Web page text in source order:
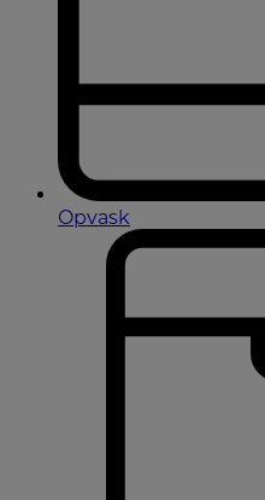
Opvask